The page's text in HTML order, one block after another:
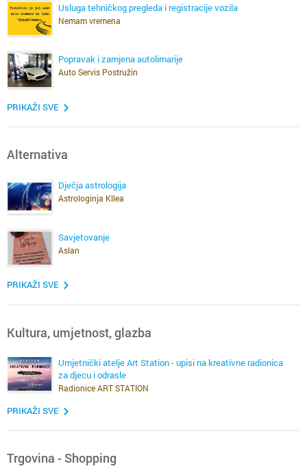
Usluga tehničkog pregleda i registracije vozila
Nemam vremena
Popravak i zamjena autolimarije
Auto Servis Postružin
PRIKAŽI SVE
Alternativa
Dječja astrologija
Astrologinja Kllea
Savjetovanje
Aslan
PRIKAŽI SVE
Kultura, umjetnost, glazba
Umjetnički atelje Art Station - upisi na kreativne radionica
za djecu i odrasle
Radionice ART STATION
PRIKAŽI SVE
Trgovina - Shopping